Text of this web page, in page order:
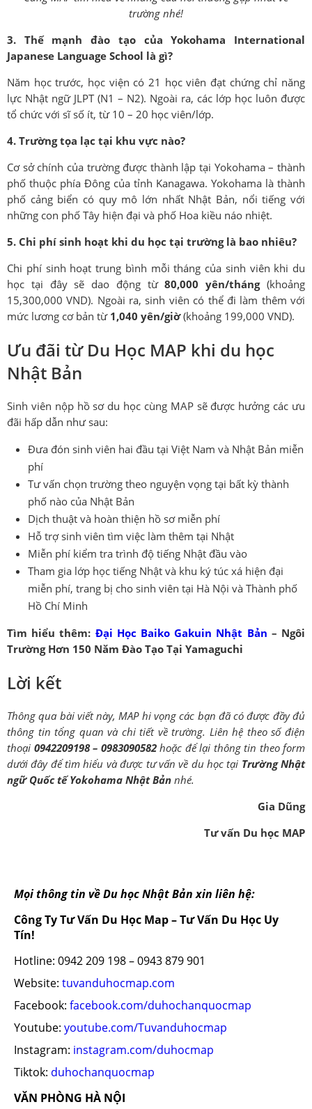
trường nhé!
3. Thế mạnh đào tạo của Yokohama International
Japanese Language School là gì?
Năm học trước, học viện có 21 học viên đạt chứng chỉ năng
lực Nhật ngữ JLPT (N1 – N2). Ngoài ra, các lớp học luôn được
tổ chức với sĩ số ít, từ 10 – 20 học viên/lớp.
4. Trường tọa lạc tại khu vực nào?
Cơ sở chính của trường được thành lập tại Yokohama – thành
phố thuộc phía Đông của tỉnh Kanagawa. Yokohama là thành
phố cảng biển có quy mô lớn nhất Nhật Bản, nổi tiếng với
những con phố Tây hiện đại và phố Hoa kiều náo nhiệt.
5. Chi phí sinh hoạt khi du học tại trường là bao nhiêu?
Chi phí sinh hoạt trung bình mỗi tháng của sinh viên khi du
học tại đây sẽ dao động từ80,000 yên/tháng(khoảng
15,300,000 VND). Ngoài ra, sinh viên có thể đi làm thêm với
mức lương cơ bản từ 1,040 yên/giờ(khoảng 199,000 VND).
Ưu đãi từ Du Học MAP khi du học
Nhật Bản
Sinh viên nộp hồ sơ du học cùng MAP sẽ được hưởng các ưu
đãi hấp dẫn như sau:
Đưa đón sinh viên hai đầu tại Việt Nam và Nhật Bản miễn
phí
Tư vấn chọn trường theo nguyện vọng tại bất kỳ thành
phố nào của Nhật Bản
Dịch thuật và hoàn thiện hồ sơ miễn phí
Hỗ trợ sinh viên tìm việc làm thêm tại Nhật
Miễn phí kiểm tra trình độ tiếng Nhật đầu vào
Tham gia lớp học tiếng Nhật và khu ký túc xá hiện đại
miễn phí, trang bị cho sinh viên tại Hà Nội và Thành phố
Hồ Chí Minh
Tìm hiểu thêm: Đại Học Baiko Gakuin Nhật Bản – Ngôi
Trường Hơn 150 Năm Đào Tạo Tại Yamaguchi
Lời kết
Thông qua bài viết này, MAP hi vọng các bạn đã có được đầy đủ
thông tin tổng quan và chi tiết về trường. Liên hệ theo số điện
thoại 0942209198 – 0983090582hoặc để lại thông tin theo form
dưới đây để tìm hiểu và được tư vấn về du học tại Trường Nhật
ngữ Quốc tế Yokohama Nhật Bản nhé.
Gia Dũng
Tư vấn Du học MAP
Mọi thông tin về Du học Nhật Bản xin liên hệ:
Công Ty Tư Vấn Du Học Map – Tư Vấn Du Học Uy
Tín!
Hotline: 0942 209 198 – 0943 879 901
Website: tuvanduhocmap.com
Facebook: facebook.com/duhochanquocmap
Youtube: youtube.com/Tuvanduhocmap
Instagram: instagram.com/duhocmap
Tiktok: duhochanquocmap
VĂN PHÒNG HÀ NỘI